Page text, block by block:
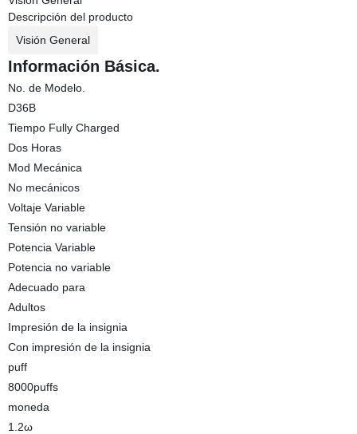
Descripción del producto
Visión General
Información Básica.
No. de Modelo.
D36B
Tiempo Fully Charged
Dos Horas
Mod Mecánica
No mecánicos
Voltaje Variable
Tensión no variable
Potencia Variable
Potencia no variable
Adecuado para
Adultos
Impresión de la insignia
Con impresión de la insignia
puff
8000puffs
moneda
1.2ω